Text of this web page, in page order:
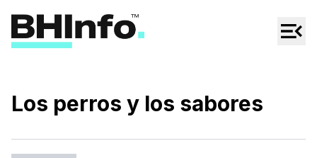
Regionales
Espectáculos
Tecno
Los perros y los sabores